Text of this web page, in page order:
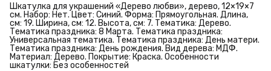
Шкатулка для украшений «Дерево любви», дерево, 12×19×7
см. Набор: Нет. Цвет: Синий. Форма: Прямоугольная. Длина,
см: 19. Ширина, см: 12. Высота, см: 7. Тематика: Дерево.
Тематика праздника: 8 Марта. Тематика праздника:
Универсальная тематика. Тематика праздника: День матери.
Тематика праздника: День рождения. Вид дерева: МДФ.
Материал: Дерево. Покрытие: Краска. Особенности
шкатулки: Без особенностей